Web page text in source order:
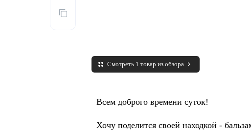
Смотреть 1 товар из обзора
Всем доброго времени суток!
Хочу поделится своей находкой -